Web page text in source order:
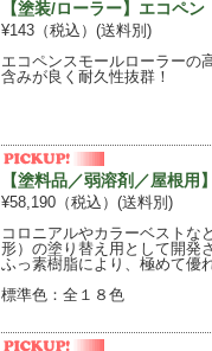
【塗装/ローラー】エコ
¥143（税込） (送料別)
エコペンスモールローラーの
含みが良く耐久性抜群！
【塗料品／弱溶剤／屋根
¥58,190（税込） (送料別)
コロニアルやカラーベストな
形）の塗り替え用として開発
ふっ素樹脂により、極めて優
標準色：全１８色